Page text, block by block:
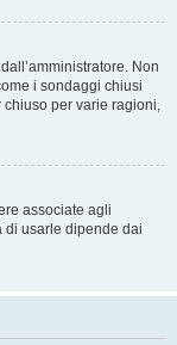
Non
i sondaggi chiusi
per varie ragioni,
associate agli
di usarle dipende dai